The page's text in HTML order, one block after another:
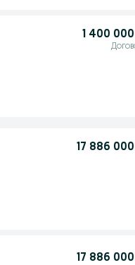
1 400
17 886
17 886